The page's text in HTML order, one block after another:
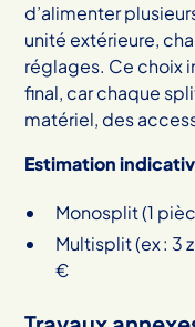
d’alimenter
unité extérieure,
réglages. Ce choix
final, car chaque
matériel, des
Estimation
Monosplit (1
Multisplit (ex : 3
€